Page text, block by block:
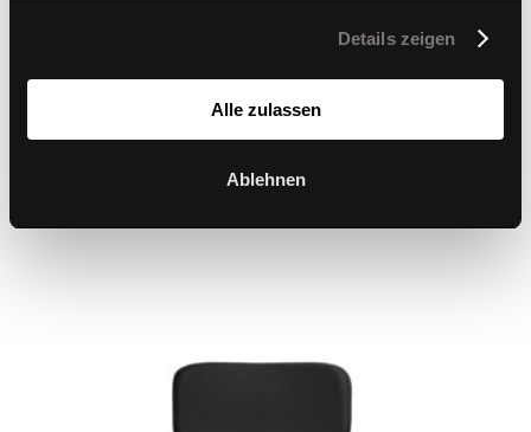
Details zeigen
Alle zulassen
Ablehnen